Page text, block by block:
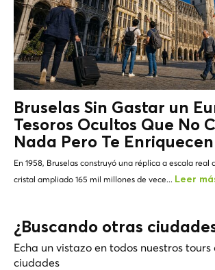
Bruselas Sin Gastar un
Tesoros Ocultos Que No
Nada Pero Te Enriquecen
En 1958, Bruselas construyó una réplica a escala real
cristal ampliado 165 mil millones de vece... Leer
¿Buscando otras
Echa un vistazo en todos nuestros
ciudades